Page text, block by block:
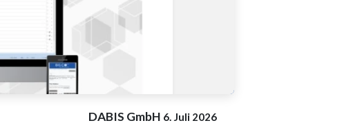
DABIS GmbH 6. Juli 2026